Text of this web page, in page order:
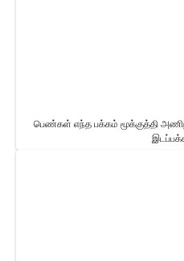
பெண்கள் எந்த பக்கம் மூக்குத்தி